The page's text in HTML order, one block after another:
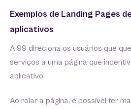
Exemplos de Landing Pages
aplicativos
A 99 direciona os usuários que
serviços a uma página que
aplicativo.
Ao rolar a página, é possível ter